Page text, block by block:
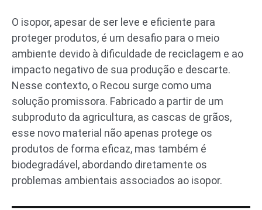
O isopor, apesar de ser leve e eficiente para
proteger produtos, é um desafio para o meio
ambiente devido à dificuldade de reciclagem e ao
impacto negativo de sua produção e descarte.
Nesse contexto, o Recou surge como uma
solução promissora. Fabricado a partir de um
subproduto da agricultura, as cascas de grãos,
esse novo material não apenas protege os
produtos de forma eficaz, mas também é
biodegradável, abordando diretamente os
problemas ambientais associados ao isopor.